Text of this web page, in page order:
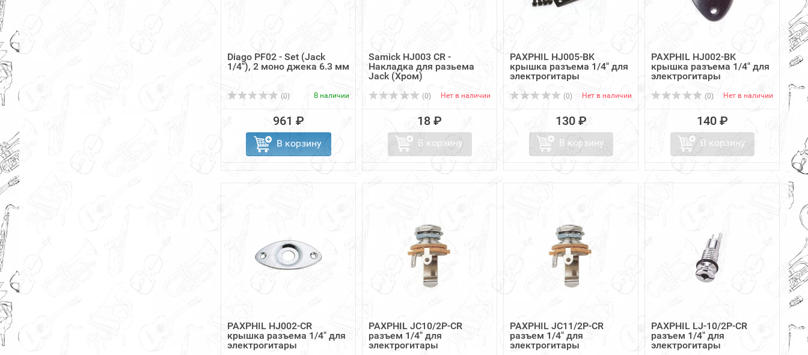
Diago PF02 - Set (Jack
1/4"), 2 моно джека 6.3 мм
(0) В наличии
961 ₽
В корзину
Samick HJ003 CR -
Накладка для разьема
Jack (Хром)
(0) Нет в наличии
18 ₽
В корзину
PAXPHIL HJ005-BK
крышка разъема 1/4" для
электрогитары
(0) Нет в наличии
130 ₽
В корзину
PAXPHIL HJ002-BK
крышка разъема 1/4" для
электрогитары
(0) Нет в наличии
140 ₽
В корзину
PAXPHIL HJ002-CR
крышка разъема 1/4" для
электрогитары
PAXPHIL JC10/2P-CR
разъем 1/4" для
электрогитары
PAXPHIL JC11/2P-CR
разъем 1/4" для
электрогитары
PAXPHIL LJ-10/2P-CR
разъем 1/4" для
электрогитары